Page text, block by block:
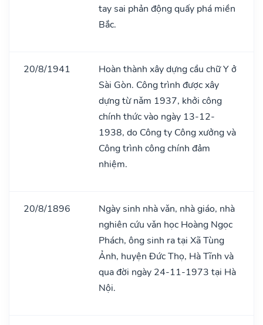
tay sai phản động quấy phá miền
Bắc.
20/8/1941
Hoàn thành xây dựng cầu chữ Y ở
Sài Gòn. Công trình được xây
dựng từ nǎm 1937, khởi công
chính thức vào ngày 13-12-
1938, do Công ty Công xưởng và
Công trình công chính đảm
nhiệm.
20/8/1896
Ngày sinh nhà vǎn, nhà giáo, nhà
nghiên cứu vǎn học Hoàng Ngọc
Phách, ông sinh ra tại Xã Tùng
Ảnh, huyện Đức Thọ, Hà Tĩnh và
qua đời ngày 24-11-1973 tại Hà
Nội.